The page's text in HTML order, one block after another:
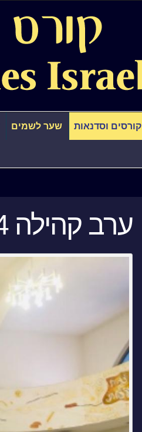
קורסים וסדנאות שער לשמים
ערב קהילה 11.1.2024